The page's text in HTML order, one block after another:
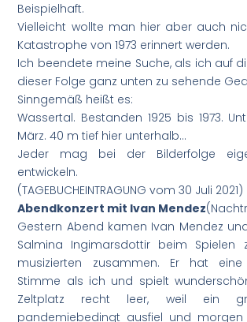
Beispielhaft.
Vielleicht wollte man hier aber auch
Katastrophe von 1973 erinnert werden.
Ich beendete meine Suche, als ich auf
dieser Folge ganz unten zu sehende
Sinngemäß heißt es:
Wassertal. Bestanden 1925 bis 1973.
März. 40 m tief hier unterhalb…
Jeder mag bei der Bilderfolge
entwickeln.
(TAGEBUCHEINTRAGUNG vom 30 Juli 2021)
Abendkonzert mit Ivan Mendez
Gestern Abend kamen Ivan Mendez
Salmina Ingimarsdottir beim
musizierten zusammen. Er hat
Stimme als ich und spielt
Zeltplatz recht leer, weil ein
pandemiebedingt ausfiel und